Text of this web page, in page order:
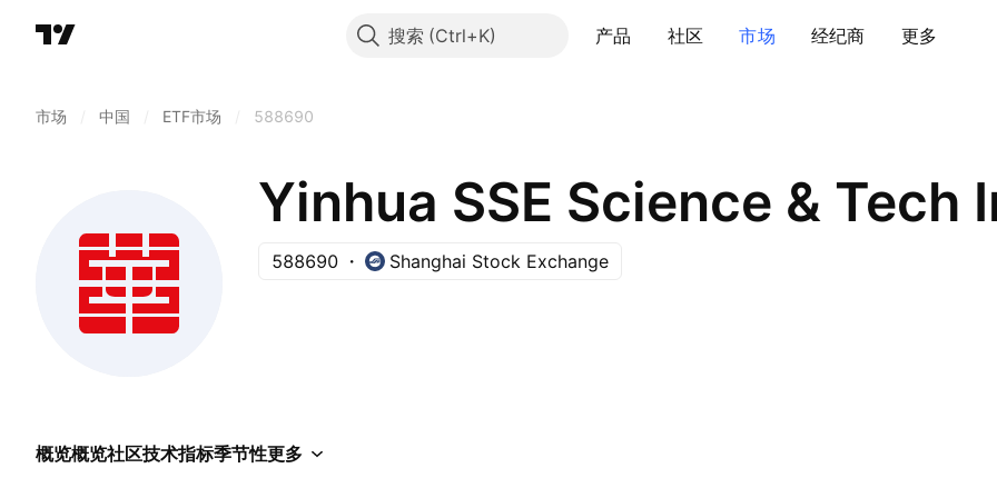
搜索 产品 社区 市场 经纪商 更多
市场 中国 ETF市场 588690
588690 Shanghai Stock Exchange
概览概览社区技术指标季节性更多